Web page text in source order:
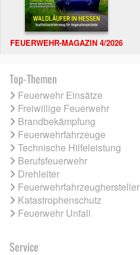
FEUERWEHR-MAGAZIN 4/2026
Top-Themen
Feuerwehr Einsätze
Freiwillige Feuerwehr
Brandbekämpfung
Feuerwehrfahrzeuge
Technische Hilfeleistung
Berufsfeuerwehr
Drehleiter
Feuerwehrfahrzeughersteller
Katastrophenschutz
Feuerwehr Unfall
Service